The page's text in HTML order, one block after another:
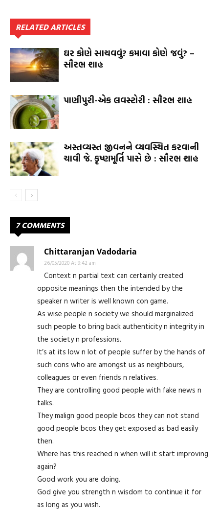
RELATED ARTICLES
ઘર કોણે સાચવવું? કમાવા કોણે જવું? –
સૌરભ શાહ
પાણીપુરી-એક લવસ્ટોરી : સૌરભ શાહ
અસ્તવ્યસ્ત જીવનને વ્યવસ્થિત કરવાની
ચાવી જે. કૃષ્ણમૂર્તિ પાસે છે : સૌરભ શાહ
7 COMMENTS
Chittaranjan Vadodaria
26/05/2020 At 9:42 am
Context n partial text can certainly created
opposite meanings then the intended by the
speaker n writer is well known con game.
As wise people n society we should marginalized
such people to bring back authenticity n integrity in
the society n professions.
It’s at its low n lot of people suffer by the hands of
such cons who are amongst us as neighbours,
colleagues or even friends n relatives.
They are controlling good people with fake news n
talks.
They malign good people bcos they can not stand
good people bcos they get exposed as bad easily
then.
Where has this reached n when will it start improving
again?
Good work you are doing.
God give you strength n wisdom to continue it for
as long as you wish.